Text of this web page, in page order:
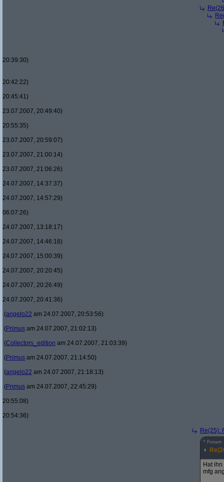
20:39:30)
20:42:22)
20:45:41)
23.07.2007, 20:49:40)
20:55:35)
23.07.2007, 20:59:07)
23.07.2007, 21:00:14)
23.07.2007, 21:06:26)
24.07.2007, 14:37:37)
24.07.2007, 14:57:29)
06:07:26)
24.07.2007, 13:18:17)
24.07.2007, 14:46:18)
24.07.2007, 15:00:39)
24.07.2007, 20:20:45)
24.07.2007, 20:26:49)
24.07.2007, 20:41:36)
(angelo22 am 24.07.2007, 20:53:56)
(Primus am 24.07.2007, 21:02:13)
(Collectors_edition am 24.07.2007, 21:03:39)
(Primus am 24.07.2007, 21:14:50)
(angelo22 am 24.07.2007, 21:18:13)
(Primus am 24.07.2007, 22:45:29)
20:55:08)
20:54:36)
Re(25):
^ Forum
Hat
mfg